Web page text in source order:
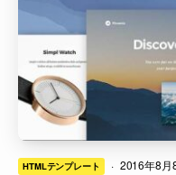
HTMLテンプレート · 2016年8月